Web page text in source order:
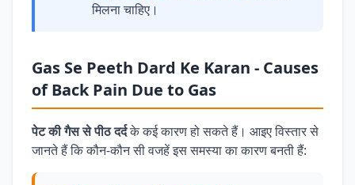
मिलना चाहिए।
Gas Se Peeth Dard Ke Karan - Causes
of Back Pain Due to Gas
पेट की गैस से पीठ दर्दके कई कारण हो सकते हैं। आइए विस्तार से
जानते हैं कि कौन-कौन सी वजहें इस समस्या का कारण बनती हैं: